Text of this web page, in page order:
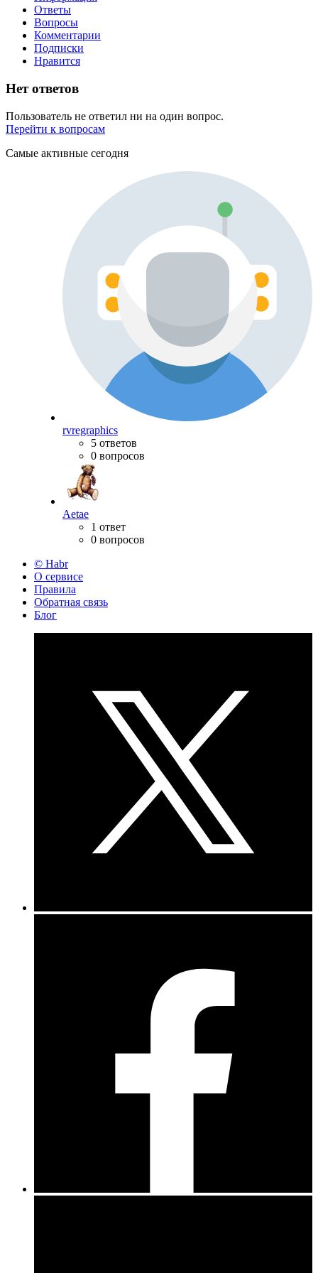
Ответы
Вопросы
Комментарии
Подписки
Нравится
Нет ответов
Пользователь не ответил ни на один вопрос.
Перейти к вопросам
Самые активные сегодня
rvregraphics
5 ответов
0 вопросов
Aetae
1 ответ
0 вопросов
© Habr
О сервисе
Правила
Обратная связь
Блог